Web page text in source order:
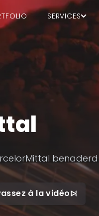
principale
SERVICES
à la vidéo